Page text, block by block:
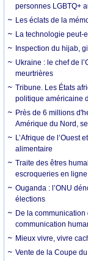
personnes LGBTQ+
Les éclats de la
La technologie peut-
Inspection du hijab,
Ukraine : le chef de
meurtrières
Tribune. Les États
politique américaine
Près de 6 millions
Amérique du Nord,
L’Afrique de l’Ouest
alimentaire
Traite des êtres
escroqueries en ligne
Ouganda : l’ONU
élections
De la
communication
Mieux vivre, vivre
Vente de la Coupe